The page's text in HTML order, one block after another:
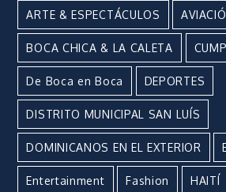
ARTE & ESPECTÁCULOS
BOCA CHICA & LA CALETA
De Boca en Boca DEPORTES
DISTRITO MUNICIPAL SAN LUÍS
DOMINICANOS EN EL EXTERIOR
Entertainment Fashion HAITÍ